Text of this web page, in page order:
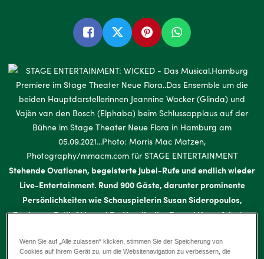
Stehende Ovationen, begeisterte Jubel-Rufe und endlich wieder
Live-Entertainment. Rund 900 Gäste, darunter prominente
Persönlichkeiten wie Schauspielerin Susan Sideropoulos,
Regisseur Fatih Akinund Ex-Handballer Pascal Hens, feierten
Das Musical und damit den erfolgreichen Restart der Musicals
Wenn Sie auf „Alle zulassen“ klicken, stimmen Sie der Speicherung von
Cookies auf Ihrem Gerät zu, um die Websitenavigation zu verbessern, die